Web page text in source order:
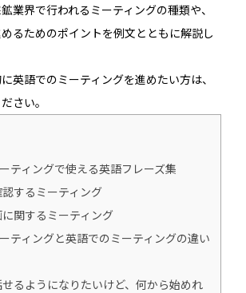
業界で行われるミーティングの種類や、
るためのポイントを例文とともに解説し
英語でのミーティングを進めたい方は、
さい。
ティングで使える英語フレーズ集
するミーティング
関するミーティング
ティングと英語でのミーティングの違い
るようになりたいけど、何から始めれ